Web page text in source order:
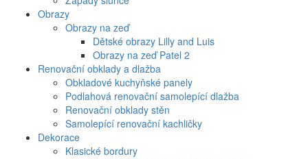
Obrazy
Obrazy na zeď
Dětské obrazy Lilly and Luis
Obrazy na zeď Patel 2
Renovační obklady a dlažba
Obkladové kuchyňské panely
Podlahová renovační samolepící dlažba
Renovační obklady stěn
Samolepící renovační kachličky
Dekorace
Klasické bordury